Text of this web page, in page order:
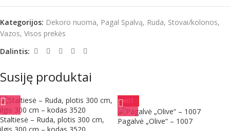
Kategorijos: Dekoro nuoma, Pagal Spalvą, Ruda, Stovai/kolonos,
Vazos, Visos prekės
Dalintis:
Susiję produktai
Staltiesė – Ruda, plotis 300 cm,
HOT
Pagalvė „Olive“ – 1007